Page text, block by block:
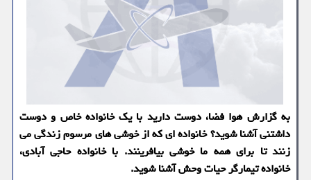
به گزارش هوا فضا، دوست دارید با یک خانواده خاص و دوست
داشتنی آشنا شوید؟ خانواده ای که از خوشی های مرسوم زندگی می
زنند تا برای همه ما خوشی بیافرینند. با خانواده حاجی آبادی،
خانواده تیمارگر حیات وحش آشنا شوید.